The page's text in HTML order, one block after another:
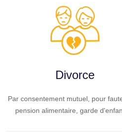
Divorce
Par consentement mutuel, pour
pension alimentaire, garde